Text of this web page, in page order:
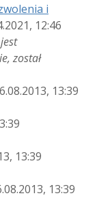
i
12:46
został
13:39
13:39
13:39